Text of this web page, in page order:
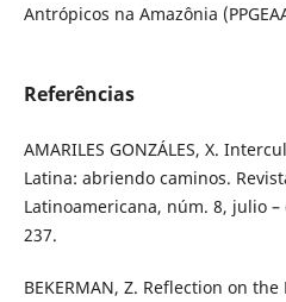
Antrópicos na Amazônia
Referências
AMARILES GONZÁLES, X.
Latina: abriendo caminos.
Latinoamericana, núm. 8, julio
237.
BEKERMAN, Z. Reflection on